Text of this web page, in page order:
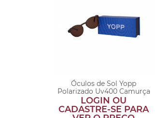
Óculos de Sol Yopp
Polarizado Uv400 Camurça
LOGIN OU
CADASTRE-SE PARA